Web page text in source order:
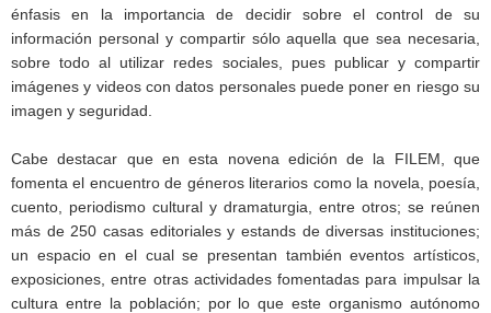
énfasis en la importancia de decidir sobre el control de su
información personal y compartir sólo aquella que sea necesaria,
sobre todo al utilizar redes sociales, pues publicar y compartir
imágenes y videos con datos personales puede poner en riesgo su
imagen y seguridad.
Cabe destacar que en esta novena edición de la FILEM, que
fomenta el encuentro de géneros literarios como la novela, poesía,
cuento, periodismo cultural y dramaturgia, entre otros; se reúnen
más de 250 casas editoriales y estands de diversas instituciones;
un espacio en el cual se presentan también eventos artísticos,
exposiciones, entre otras actividades fomentadas para impulsar la
cultura entre la población; por lo que este organismo autónomo